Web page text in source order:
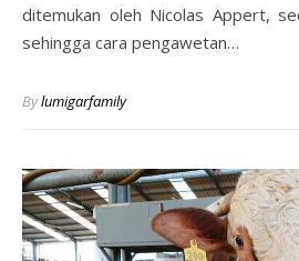
ditemukan oleh Nicolas Appert,
sehingga cara pengawetan…
Bylumigarfamily